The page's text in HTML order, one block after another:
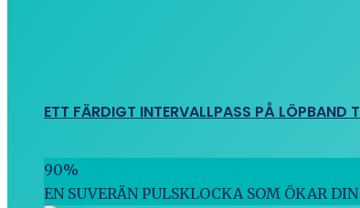
ETT FÄRDIGT INTERVALLPASS PÅ LÖPBAND
90%
EN SUVERÄN PULSKLOCKA SOM ÖKAR